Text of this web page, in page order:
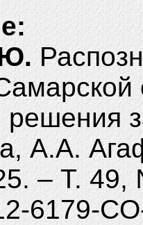
А.А.
– Т.
6179-